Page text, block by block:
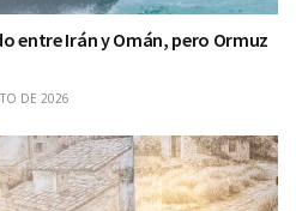
entre Irán y Omán, pero Ormuz
DE 2026